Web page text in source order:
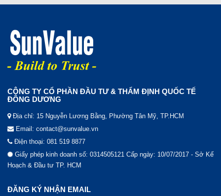
CÔNG TY CỔ PHẦN ĐẦU TƯ & THẨM ĐỊNH QUỐC TẾ
ĐÔNG DƯƠNG
Địa chỉ: 15 Nguyễn Lương Bằng, Phường Tân Mỹ, TP.HCM
Email: contact@sunvalue.vn
Điện thoại: 081 519 8877
Giấy phép kinh doanh số: 0314505121 Cấp ngày: 10/07/2017 - Sở Kế
Hoạch & Đầu tư TP. HCM
ĐĂNG KÝ NHẬN EMAIL